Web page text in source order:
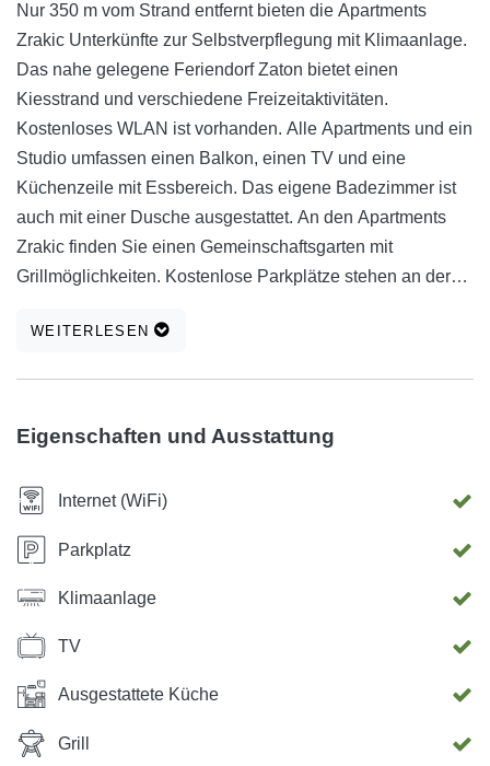
Nur 350 m vom Strand entfernt bieten die Apartments
Zrakic Unterkünfte zur Selbstverpflegung mit Klimaanlage.
Das nahe gelegene Feriendorf Zaton bietet einen
Kiesstrand und verschiedene Freizeitaktivitäten.
Kostenloses WLAN ist vorhanden. Alle Apartments und ein
Studio umfassen einen Balkon, einen TV und eine
Küchenzeile mit Essbereich. Das eigene Badezimmer ist
auch mit einer Dusche ausgestattet. An den Apartments
Zrakic finden Sie einen Gemeinschaftsgarten mit
Grillmöglichkeiten. Kostenlose Parkplätze stehen an der
km entfernt, dort können Gäste den beliebten Gruß an die
WEITERLESEN
Eigenschaften und Ausstattung
Internet (WiFi)
Parkplatz
Klimaanlage
TV
Ausgestattete Küche
Grill